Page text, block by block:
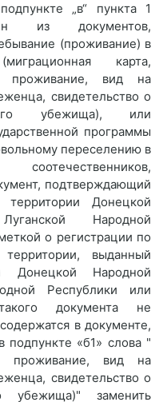
„в“ пункта 1
из документов,
(проживание) в
карта,
проживание, вид на
свидетельство о
убежища), или
программы
переселению в
подтверждающий
Донецкой
Народной
о регистрации по
выданный
Донецкой Народной
Республики или
документа не
в документе,
подпункте «б1» слова "
проживание, вид на
свидетельство о
убежища)" заменить